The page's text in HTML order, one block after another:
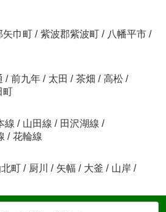
矢巾町 / 紫波郡紫波町 / 八幡平市 /
/ 前九年 / 太田 / 茶畑 / 高松 /
町
線 / 山田線 / 田沢湖線 /
/ 花輪線
町 / 厨川 / 矢幅 / 大釜 / 山岸 /